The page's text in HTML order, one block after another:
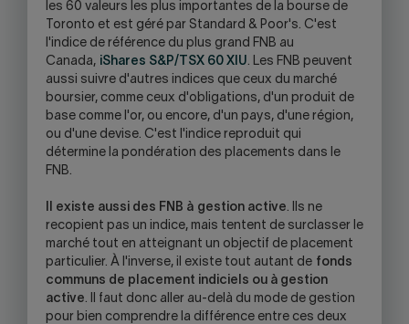
les 60 valeurs les plus importantes de la bourse de
Toronto et est géré par Standard & Poor's. C'est
l'indice de référence du plus grand FNB au
Canada, iShares S&P/TSX 60 XIU. Les FNB peuvent
aussi suivre d'autres indices que ceux du marché
boursier, comme ceux d'obligations, d'un produit de
base comme l'or, ou encore, d'un pays, d'une région,
ou d'une devise. C'est l'indice reproduit qui
détermine la pondération des placements dans le
FNB.
Il existe aussi des FNB à gestion active. Ils ne
recopient pas un indice, mais tentent de surclasser le
marché tout en atteignant un objectif de placement
particulier. À l'inverse, il existe tout autant de fonds
communs de placement indiciels ou à gestion
active. Il faut donc aller au-delà du mode de gestion
pour bien comprendre la différence entre ces deux